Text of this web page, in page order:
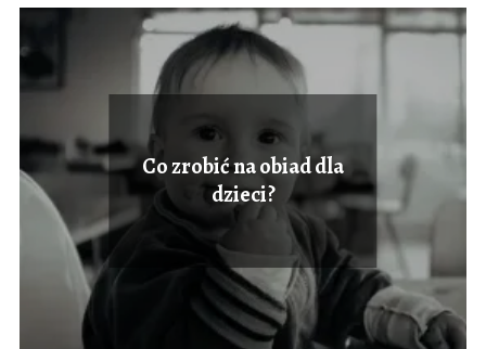
Co zrobić na obiad dla
dzieci?